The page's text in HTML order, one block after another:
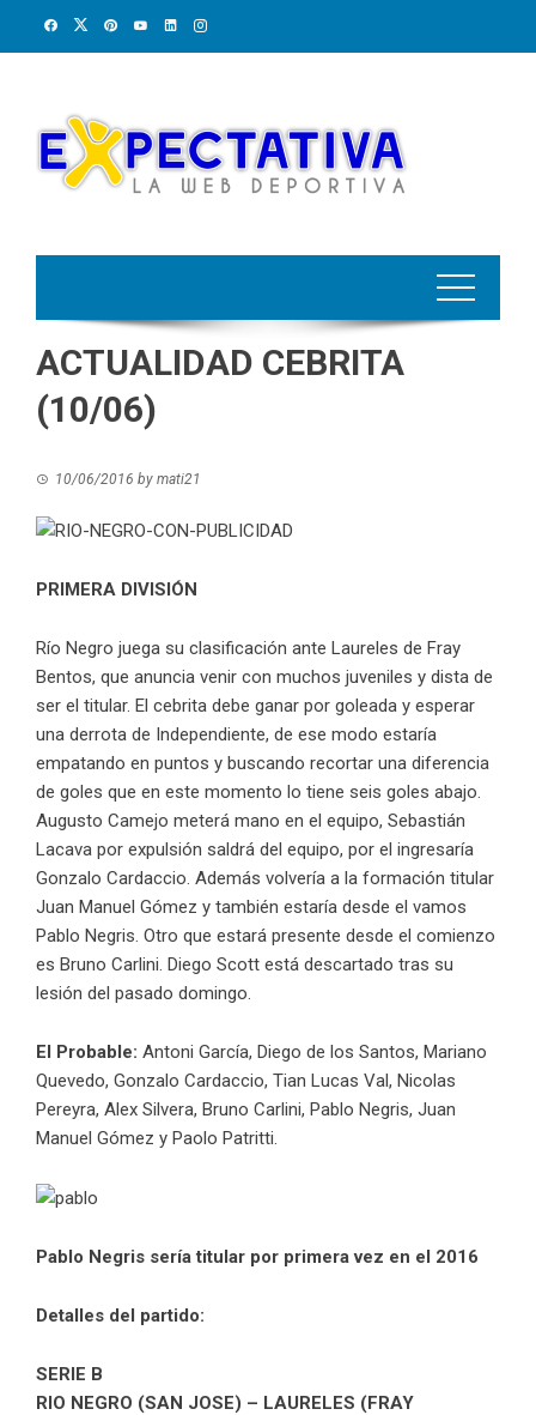
ACTUALIDAD CEBRITA
(10/06)
10/06/2016 by mati21
PRIMERA DIVISIÓN
Río Negro juega su clasificación ante Laureles de Fray
Bentos, que anuncia venir con muchos juveniles y dista de
ser el titular. El cebrita debe ganar por goleada y esperar
una derrota de Independiente, de ese modo estaría
empatando en puntos y buscando recortar una diferencia
de goles que en este momento lo tiene seis goles abajo.
Augusto Camejo meterá mano en el equipo, Sebastián
Lacava por expulsión saldrá del equipo, por el ingresaría
Gonzalo Cardaccio. Además volvería a la formación titular
Juan Manuel Gómez y también estaría desde el vamos
Pablo Negris. Otro que estará presente desde el comienzo
es Bruno Carlini. Diego Scott está descartado tras su
lesión del pasado domingo.
El Probable: Antoni García, Diego de los Santos, Mariano
Quevedo, Gonzalo Cardaccio, Tian Lucas Val, Nicolas
Pereyra, Alex Silvera, Bruno Carlini, Pablo Negris, Juan
Manuel Gómez y Paolo Patritti.
Pablo Negris sería titular por primera vez en el 2016
Detalles del partido:
SERIE B
RIO NEGRO (SAN JOSE) – LAURELES (FRAY